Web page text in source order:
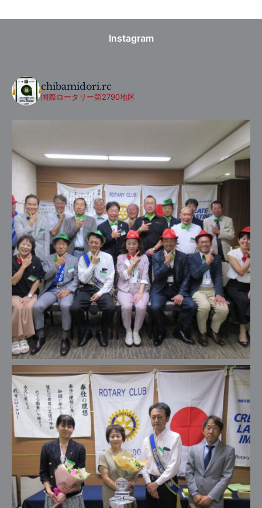
Instagram
chibamidori.rc
国際ロータリー第2790地区